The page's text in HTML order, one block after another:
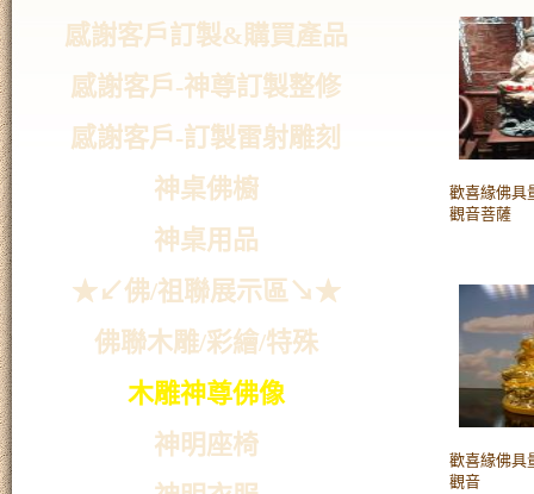
感謝客戶訂製&購買產品
感謝客戶-神尊訂製整修
感謝客戶-訂製雷射雕刻
神桌佛櫥
神桌用品
★↙佛/祖聯展示區↘★
佛聯木雕/彩繪/特殊
木雕神尊佛像
神明座椅
歡喜緣佛具
觀音菩薩
歡喜緣佛具
觀音